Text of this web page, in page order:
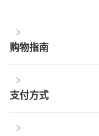
购物指南
支付方式